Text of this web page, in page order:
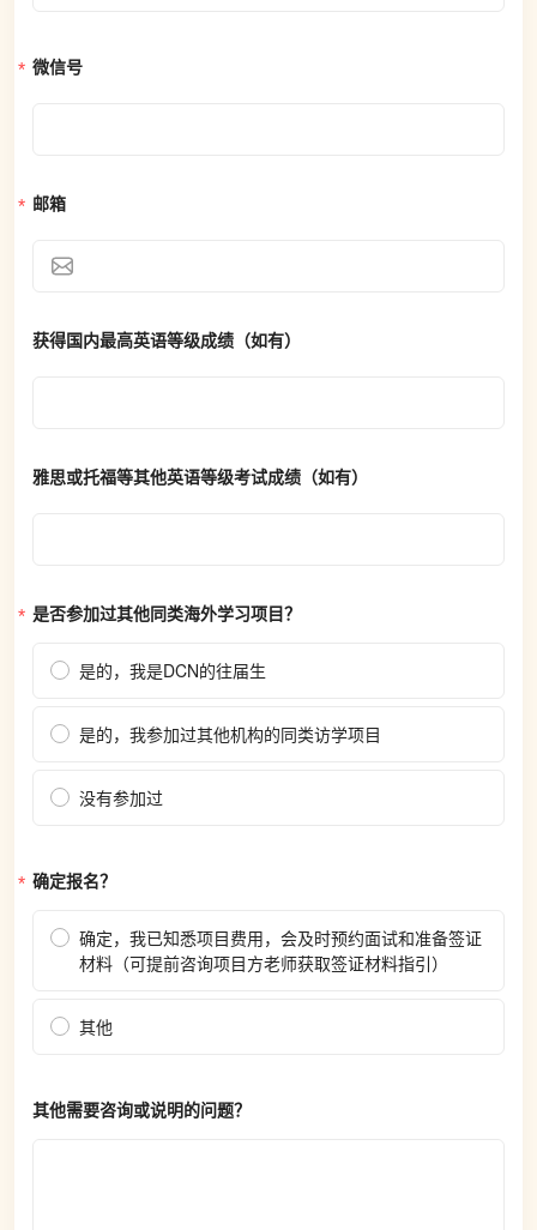
微信号
邮箱
获得国内最高英语等级成绩（如有）
雅思或托福等其他英语等级考试成绩（如有）
是否参加过其他同类海外学习项目？
是的，我是DCN的往届生
是的，我参加过其他机构的同类访学项目
没有参加过
确定报名？
确定，我已知悉项目费用，会及时预约面试和准备签证
材料（可提前咨询项目方老师获取签证材料指引）
其他
其他需要咨询或说明的问题？